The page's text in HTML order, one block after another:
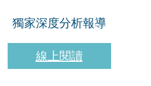
獨家深度分析報導
線上閱讀